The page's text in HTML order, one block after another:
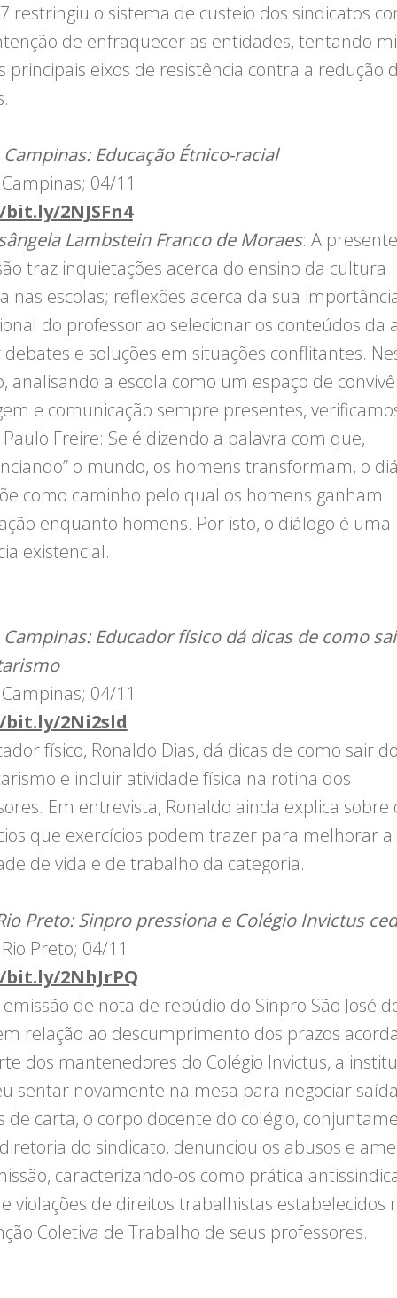
restringiu o sistema de custeio dos sindicatos
de enfraquecer as entidades, tentando
principais eixos de resistência contra a redução
Educação Étnico-racial
04/11
2NJSFn4
Lambstein Franco de Moraes: A presente
traz inquietações acerca do ensino da cultura
nas escolas; reflexões acerca da sua
do professor ao selecionar os conteúdos da
e soluções em situações conflitantes.
analisando a escola como um espaço de
e comunicação sempre presentes,
Freire: Se é dizendo a palavra com que,
o mundo, os homens transformam, o
como caminho pelo qual os homens ganham
enquanto homens. Por isto, o diálogo é uma
existencial.
Educador físico dá dicas de como
04/11
2Ni2sld
físico, Ronaldo Dias, dá dicas de como sair
e incluir atividade física na rotina dos
Em entrevista, Ronaldo ainda explica sobre
que exercícios podem trazer para melhorar a
de vida e de trabalho da categoria.
Preto: Sinpro pressiona e Colégio Invictus
Preto; 04/11
2NhJrPQ
de nota de repúdio do Sinpro São José
relação ao descumprimento dos prazos
dos mantenedores do Colégio Invictus, a
sentar novamente na mesa para negociar
de carta, o corpo docente do colégio,
do sindicato, denunciou os abusos e
caracterizando-os como prática
violações de direitos trabalhistas estabelecidos
Coletiva de Trabalho de seus professores.